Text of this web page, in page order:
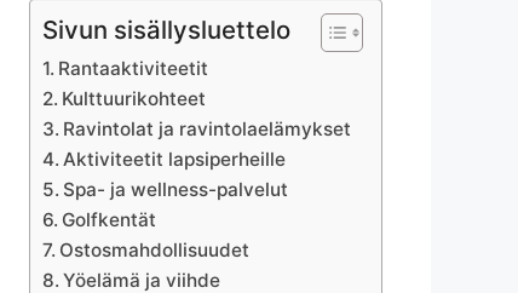
Sivun sisällysluettelo
Rantaaktiviteetit
Kulttuurikohteet
Ravintolat ja ravintolaelämykset
Aktiviteetit lapsiperheille
Spa- ja wellness-palvelut
Golfkentät
Ostosmahdollisuudet
Yöelämä ja viihde